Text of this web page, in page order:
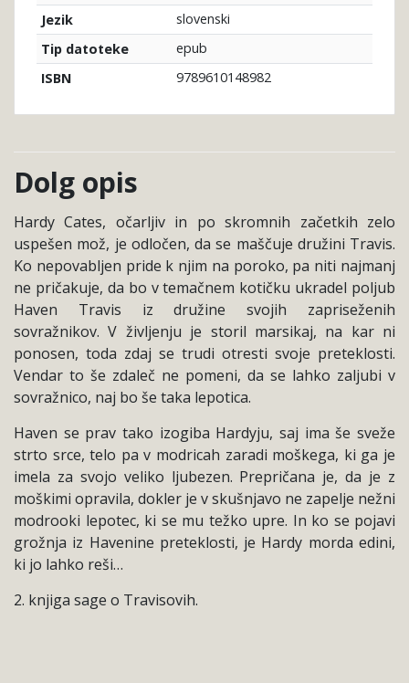
Jezik
slovenski
Tip datoteke
epub
ISBN
9789610148982
Dolg opis
Hardy Cates, očarljiv in po skromnih začetkih zelo
uspešen mož, je odločen, da se maščuje družini Travis.
Ko nepovabljen pride k njim na poroko, pa niti najmanj
ne pričakuje, da bo v temačnem kotičku ukradel poljub
Haven Travis iz družine svojih zapriseženih
sovražnikov. V življenju je storil marsikaj, na kar ni
ponosen, toda zdaj se trudi otresti svoje preteklosti.
Vendar to še zdaleč ne pomeni, da se lahko zaljubi v
sovražnico, naj bo še taka lepotica.
Haven se prav tako izogiba Hardyju, saj ima še sveže
strto srce, telo pa v modricah zaradi moškega, ki ga je
imela za svojo veliko ljubezen. Prepričana je, da je z
moškimi opravila, dokler je v skušnjavo ne zapelje nežni
modrooki lepotec, ki se mu težko upre. In ko se pojavi
grožnja iz Havenine preteklosti, je Hardy morda edini,
ki jo lahko reši…
2. knjiga sage o Travisovih.